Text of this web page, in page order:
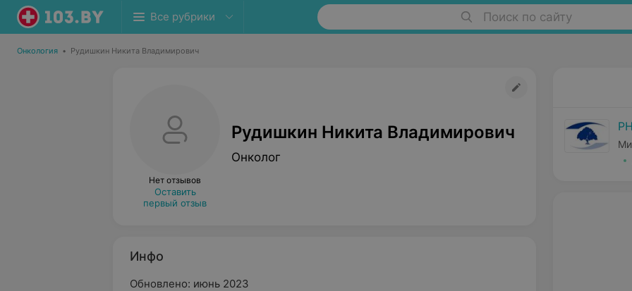
Все рубрики Поиск по сайту
Онкология • Рудишкин Никита Владимирович
Нет отзывов
Оставить
первый отзыв
Рудишкин Никита Владимирович
Онколог
Инфо
Обновлено: июнь 2023